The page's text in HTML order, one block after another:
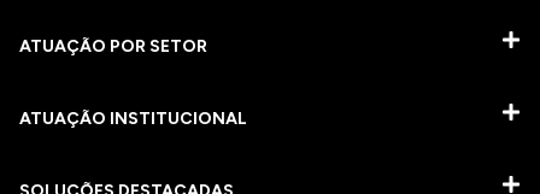
ATUAÇÃO POR SETOR
ATUAÇÃO INSTITUCIONAL